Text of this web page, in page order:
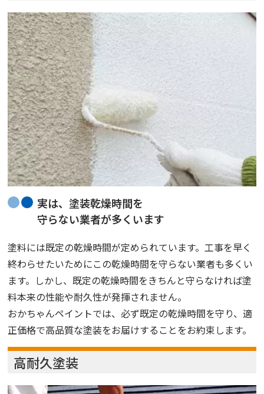
実は、塗装乾燥時間を
守らない業者が多くいます
塗料には既定の乾燥時間が定められています。工事を早く
終わらせたいためにこの乾燥時間を守らない業者も多くい
ます。しかし、既定の乾燥時間をきちんと守らなければ塗
料本来の性能や耐久性が発揮されません。
おかちゃんペイントでは、必ず既定の乾燥時間を守り、適
正価格で高品質な塗装をお届けすることをお約束します。
高耐久塗装